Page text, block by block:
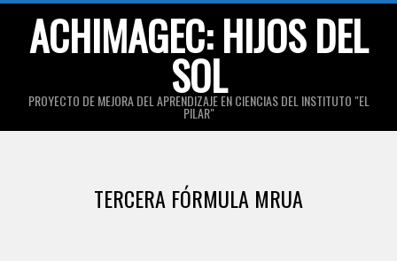
ACHIMAGEC: HIJOS DEL
SOL
PROYECTO DE MEJORA DEL APRENDIZAJE EN CIENCIAS DEL INSTITUTO "EL
PILAR"
TERCERA FÓRMULA MRUA